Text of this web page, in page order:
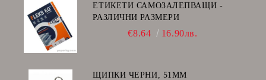
ЕТИКЕТИ САМОЗАЛЕПВАЩИ -
РАЗЛИЧНИ РАЗМЕРИ
€8.64 16.90лв.
ЩИПКИ ЧЕРНИ, 51ММ